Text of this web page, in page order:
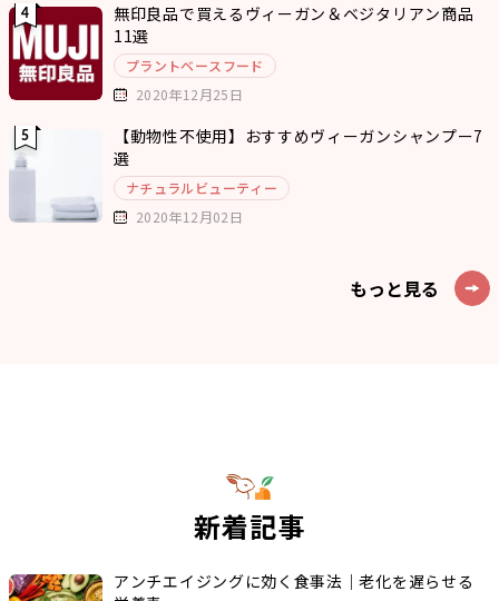
無印良品で買えるヴィーガン＆ベジタリアン商品
11選
プラントベースフード
2020年12月25日
【動物性不使用】おすすめヴィーガンシャンプー7
選
ナチュラルビューティー
2020年12月02日
もっと見る
新着記事
アンチエイジングに効く食事法｜老化を遅らせる